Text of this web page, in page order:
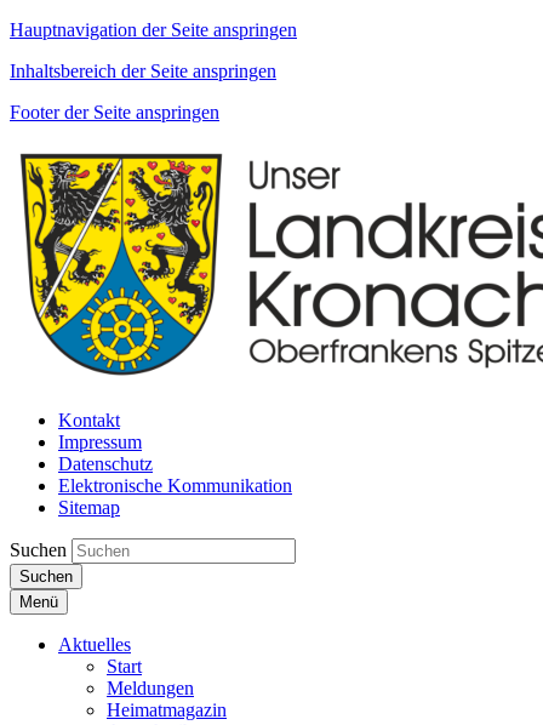
Hauptnavigation der Seite anspringen
Inhaltsbereich der Seite anspringen
Footer der Seite anspringen
Kontakt
Impressum
Datenschutz
Elektronische Kommunikation
Sitemap
Suchen
Suchen
Menü
Aktuelles
Start
Meldungen
Heimatmagazin